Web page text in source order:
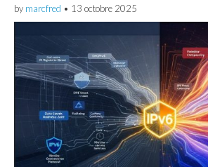
by marcfred • 13 octobre 2025